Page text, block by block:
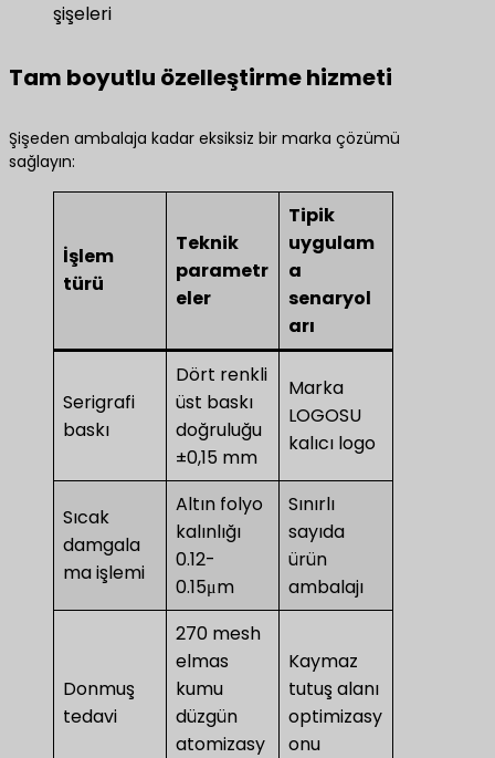
şişeleri
Tam boyutlu özelleştirme hizmeti
Şişeden ambalaja kadar eksiksiz bir marka çözümü
sağlayın:
İşlem
türü
Teknik
parametr
eler
Tipik
uygulam
a
senaryol
arı
Serigrafi
baskı
Dört renkli
üst baskı
doğruluğu
±0,15 mm
Marka
LOGOSU
kalıcı logo
Sıcak
damgala
ma işlemi
Altın folyo
kalınlığı
0.12-
0.15μm
Sınırlı
sayıda
ürün
ambalajı
Donmuş
tedavi
270 mesh
elmas
kumu
düzgün
atomizasy
Kaymaz
tutuş alanı
optimizasy
onu